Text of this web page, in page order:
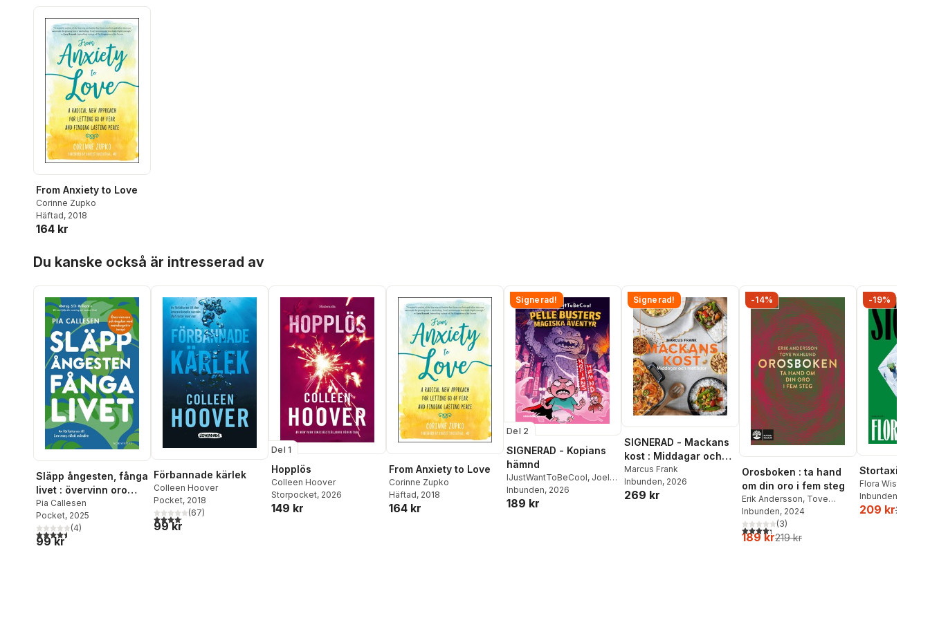
From Anxiety to Love
Corinne Zupko
Häftad, 2018
164 kr
Du kanske också är intresserad av
Släpp ångesten, fånga
livet : övervinn oro
och ängslan med
metakognitiv terapi
Pia Callesen
Pocket, 2025
4,5utav 5 stjärnor. Totalt antal röster:
(4)
99 kr
Förbannade kärlek
Colleen Hoover
Pocket, 2018
4,1utav 5 stjärnor. Totalt antal röster:
(67)
99 kr
Del 1
Hopplös
Colleen Hoover
Storpocket, 2026
149 kr
From Anxiety to Love
Corinne Zupko
Häftad, 2018
164 kr
Signerad!
Del 2
SIGNERAD - Kopians
hämnd
IJustWantToBeCool, Joel
Adolphson,Emil Ejdemo
Beer ,Victor Beer
Inbunden, 2026
189 kr
Signerad!
SIGNERAD - Mackans
kost : Middagar och
matlådor
Marcus Frank
Inbunden, 2026
269 kr
-14%
Orosboken : ta hand
om din oro i fem steg
Erik Andersson, Tove
Wahlund
Inbunden, 2024
4,3utav 5 stjärnor. Totalt antal röster:
(3)
189 kr219 kr
-19%
Stortaxi
Flora Wiström
Inbunden
209 kr259 kr